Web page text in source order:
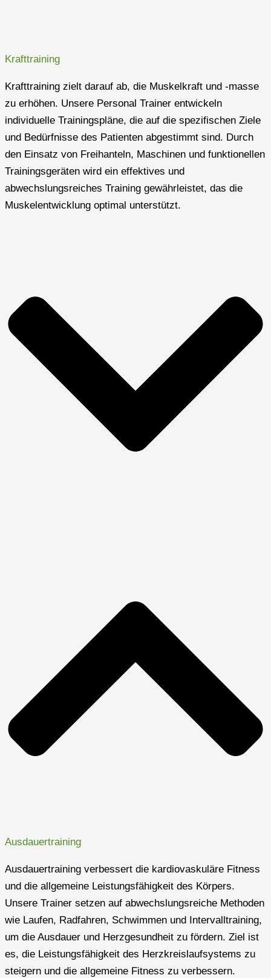
Krafttraining
Krafttraining zielt darauf ab, die Muskelkraft und -masse
zu erhöhen. Unsere Personal Trainer entwickeln
individuelle Trainingspläne, die auf die spezifischen Ziele
und Bedürfnisse des Patienten abgestimmt sind. Durch
den Einsatz von Freihanteln, Maschinen und funktionellen
Trainingsgeräten wird ein effektives und
abwechslungsreiches Training gewährleistet, das die
Muskelentwicklung optimal unterstützt.
Ausdauertraining
Ausdauertraining verbessert die kardiovaskuläre Fitness
und die allgemeine Leistungsfähigkeit des Körpers.
Unsere Trainer setzen auf abwechslungsreiche Methoden
wie Laufen, Radfahren, Schwimmen und Intervalltraining,
um die Ausdauer und Herzgesundheit zu fördern. Ziel ist
es, die Leistungsfähigkeit des Herzkreislaufsystems zu
steigern und die allgemeine Fitness zu verbessern.